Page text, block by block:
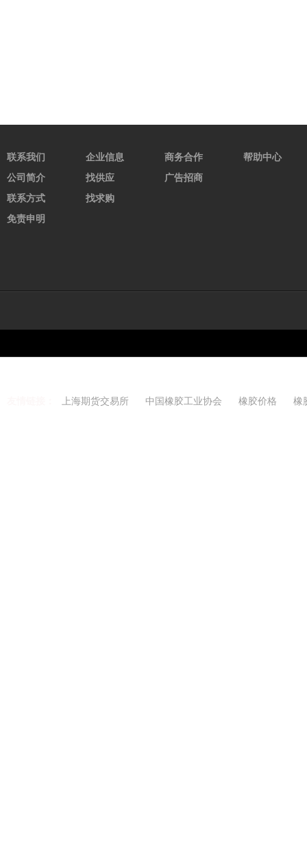
联系我们
公司简介
联系方式
免责申明
企业信息
找供应
找求购
商务合作
广告招商
帮助中心
上海期货交易所 中国橡胶工业协会 橡胶价格 橡